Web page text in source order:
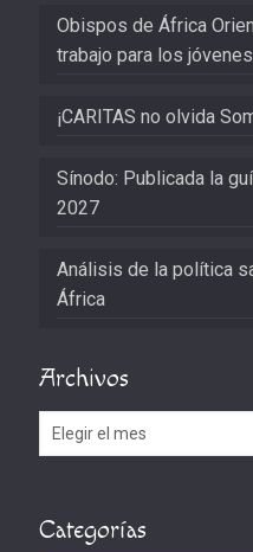
Obispos de África
trabajo para los jóvenes
¡CARITAS no olvida
Sínodo: Publicada la
2027
Análisis de la política
África
Archivos
Archivos
Categorías